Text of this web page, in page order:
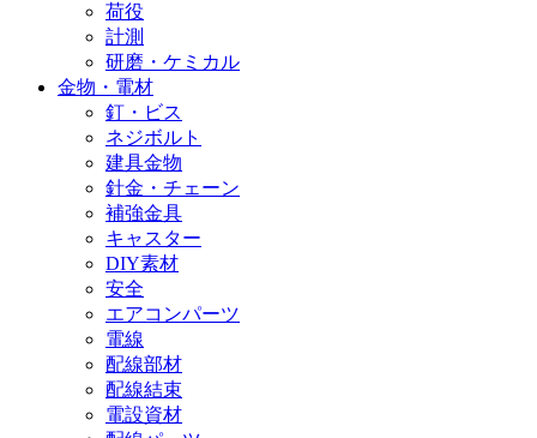
荷役
計測
研磨・ケミカル
金物・電材
釘・ビス
ネジボルト
建具金物
針金・チェーン
補強金具
キャスター
DIY素材
安全
エアコンパーツ
電線
配線部材
配線結束
電設資材